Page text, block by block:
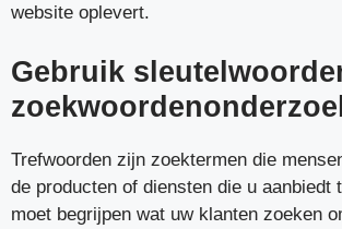
website oplevert.
Gebruik
Trefwoorden zijn zoektermen die
de producten of diensten die u aanbiedt
moet begrijpen wat uw klanten zoeken